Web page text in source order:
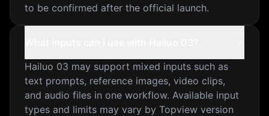
to be confirmed after the official launch.
Hailuo 03 may support mixed inputs such as
text prompts, reference images, video clips,
and audio files in one workflow. Available input
types and limits may vary by Topview version